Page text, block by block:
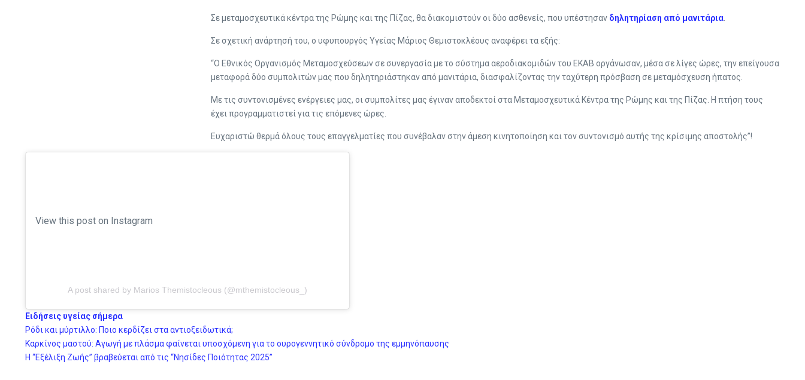
Σε μεταμοσχευτικά κέντρα της Ρώμης και της Πίζας, θα διακομιστούν οι δύο ασθενείς, που υπέστησαν δηλητηρίαση από μανιτάρια
Σε σχετική ανάρτησή του, ο υφυπουργός Υγείας Μάριος Θεμιστοκλέους αναφέρει τα εξής:
“Ο Εθνικός Οργανισμός Μεταμοσχεύσεων σε συνεργασία με το σύστημα αεροδιακομιδών του ΕΚΑΒ οργάνωσαν, μέσα σε λίγες ώρες, την επείγουσα
μεταφορά δύο συμπολιτών μας που δηλητηριάστηκαν από μανιτάρια, διασφαλίζοντας την ταχύτερη πρόσβαση σε μεταμόσχευση ήπατος.
Με τις συντονισμένες ενέργειες μας, οι συμπολίτες μας έγιναν αποδεκτοί στα Μεταμοσχευτικά Κέντρα της Ρώμης και της Πίζας. Η πτήση τους
έχει προγραμματιστεί για τις επόμενες ώρες.
Ευχαριστώ θερμά όλους τους επαγγελματίες που συνέβαλαν στην άμεση κινητοποίηση και τον συντονισμό αυτής της κρίσιμης αποστολής”!
View this post on Instagram
A post shared by Marios Themistocleous (@mthemistocleous_)
Ειδήσεις υγείας σήμερα
Ρόδι και μύρτιλλo: Ποιο κερδίζει στα αντιοξειδωτικά;
Καρκίνος μαστού: Αγωγή με πλάσμα φαίνεται υποσχόμενη για το ουρογεννητικό σύνδρομο της εμμηνόπαυσης
Η “Εξέλιξη Ζωής’’ βραβεύεται από τις “Νησίδες Ποιότητας 2025”